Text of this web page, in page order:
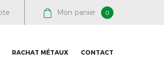
Mon panier 0
RACHAT MÉTAUX CONTACT